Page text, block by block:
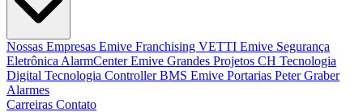
Nossas Empresas Emive Franchising VETTI Emive Segurança
Eletrônica AlarmCenterEmive Grandes Projetos CH Tecnologia
Digital Tecnologia Controller BMS Emive Portarias Peter Graber
Alarmes
Carreiras Contato